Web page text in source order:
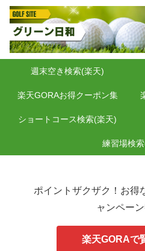
週末空き検索(楽天)
楽天GORAお得クーポン集
ショートコース検索(楽天)
練習場検
ポイントザクザク！お得
ャンペー
楽天GORAで